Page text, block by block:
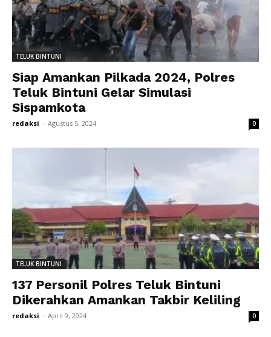
TELUK BINTUNI
Siap Amankan Pilkada 2024, Polres
Teluk Bintuni Gelar Simulasi
Sispamkota
redaksi - Agustus 5, 2024 0
TELUK BINTUNI
137 Personil Polres Teluk Bintuni
Dikerahkan Amankan Takbir Keliling
redaksi - April 9, 2024 0